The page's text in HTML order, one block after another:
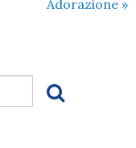
Adorazione »